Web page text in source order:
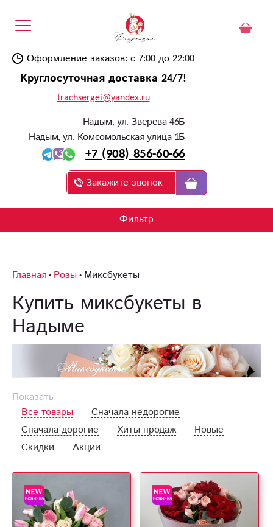
Оформление заказов: с 7:00 до 22:00
Круглосуточная доставка 24/7!
trachsergei@yandex.ru
Надым, ул. Зверева 46Б
Надым, ул. Комсомольская улица 1Б
+7 (908) 856-60-66
Закажите звонок
Фильтр
Главная Розы Миксбукеты
Купить миксбукеты в
Надыме
Показать
Все товары
Сначала недорогие
Сначала дорогие
Хиты продаж
Новые
Скидки
Акции